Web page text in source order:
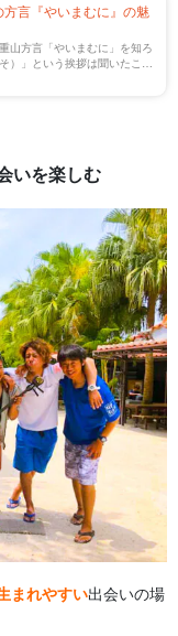
言『やいまむに』の魅
山方言「やいまむに」を知ろ
）」という挨拶は聞いたこと
いを楽しむ
まれやすい出会いの場